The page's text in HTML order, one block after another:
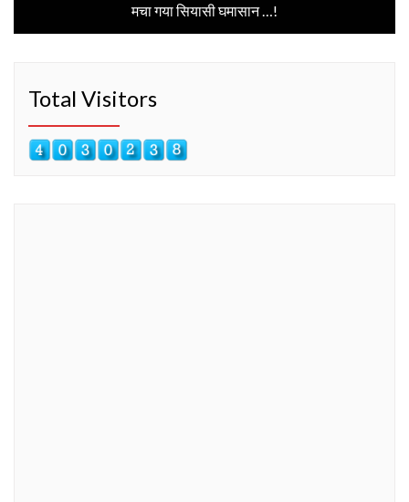
मचा गया सियासी घमासान …!
Total Visitors